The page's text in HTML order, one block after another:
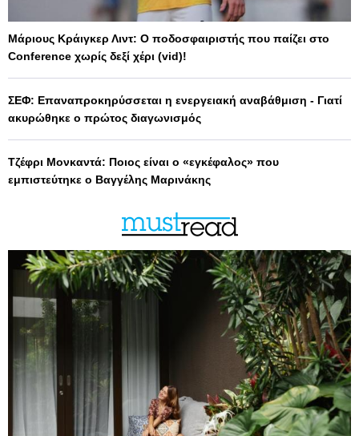
Μάριους Κράιγκερ Λιντ: Ο ποδοσφαιριστής που παίζει στο
Conference χωρίς δεξί χέρι (vid)!
ΣΕΦ: Επαναπροκηρύσσεται η ενεργειακή αναβάθμιση - Γιατί
ακυρώθηκε ο πρώτος διαγωνισμός
Τζέφρι Μονκαντά: Ποιος είναι ο «εγκέφαλος» που
εμπιστεύτηκε ο Βαγγέλης Μαρινάκης